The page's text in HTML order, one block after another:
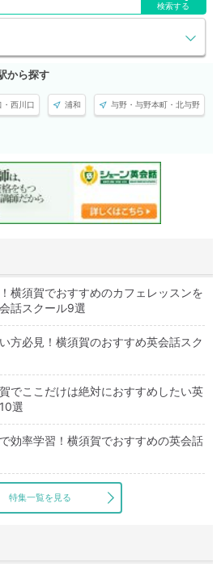
検索する
から探す
・西川口 浦和 与野・与野本町・北与野
横須賀でおすすめのカフェレッスンを
話スクール9選
方必見！横須賀のおすすめ英会話スク
賀でここだけは絶対におすすめしたい英
選
効率学習！横須賀でおすすめの英会話
特集一覧を見る